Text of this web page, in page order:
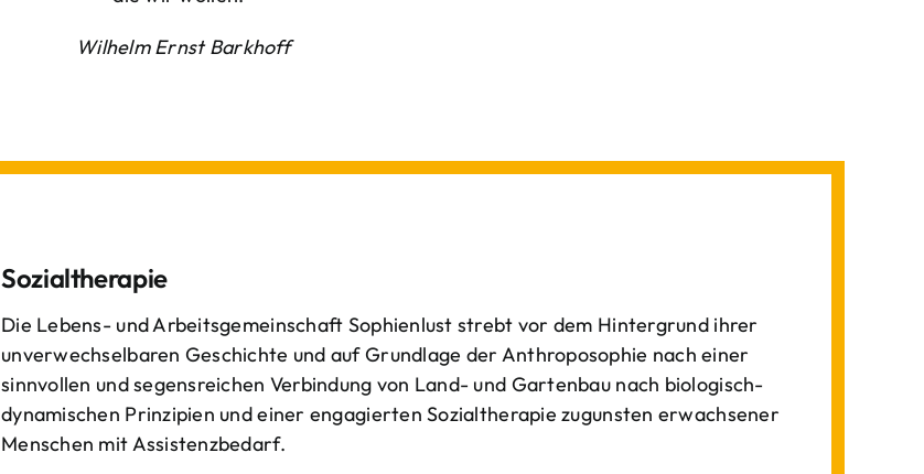
Wilhelm Ernst Barkhoff
Sozialtherapie
Die Lebens- und Arbeitsgemeinschaft Sophienlust strebt vor dem Hintergrund ihrer
unverwechselbaren Geschichte und auf Grundlage der Anthroposophie nach einer
sinnvollen und segensreichen Verbindung von Land- und Gartenbau nach biologisch-
dynamischen Prinzipien und einer engagierten Sozialtherapie zugunsten erwachsener
Menschen mit Assistenzbedarf.